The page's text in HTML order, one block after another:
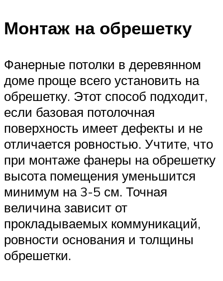
Монтаж на обрешетку
Фанерные потолки в деревянном
доме проще всего установить на
обрешетку. Этот способ подходит,
если базовая потолочная
поверхность имеет дефекты и не
отличается ровностью. Учтите, что
при монтаже фанеры на обрешетку
высота помещения уменьшится
минимум на 3-5 см. Точная
величина зависит от
прокладываемых коммуникаций,
ровности основания и толщины
обрешетки.